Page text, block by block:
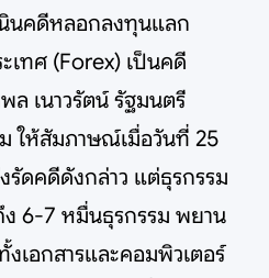
นินคดีหลอกลงทุนแลก
เทศ (Forex) เป็นคดี
เนาวรัตน์ รัฐมนตรี
ม ให้สัมภาษณ์เมื่อวันที่ 25
รัดคดีดังกล่าว แต่ธุรกรรม
ง 6-7 หมื่นธุรกรรม พยาน
เอกสารและคอมพิวเตอร์